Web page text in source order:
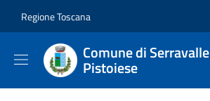
Regione Toscana
Comune di Serravalle
Pistoiese